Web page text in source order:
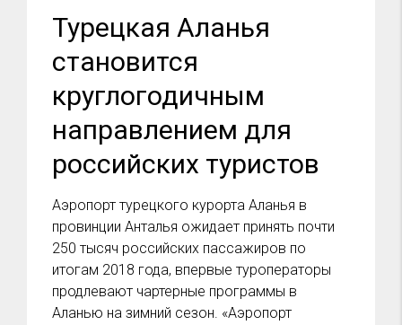
Турецкая Аланья
становится
круглогодичным
направлением для
российских туристов
Аэропорт турецкого курорта Аланья в
провинции Анталья ожидает принять почти
250 тысяч российских пассажиров по
итогам 2018 года, впервые туроператоры
продлевают чартерные программы в
Аланью на зимний сезон. «Аэропорт